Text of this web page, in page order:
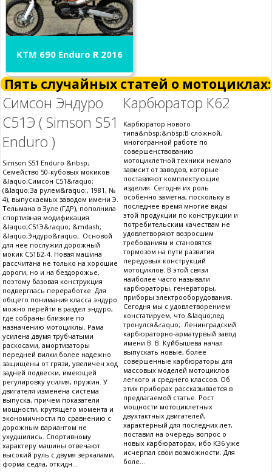
KTM 690 Enduro R 2016
Пять случайных статей о мотоциклах:
Симсон Эндуро
С51Э ( Simson S51
Enduro )
Simson S51 Enduro &nbsp;
Семейство 50-кубовых мокиков
&laquo;Симсон С51&raquo;
(&laquo;За рулем&raquo;, 1981, №
4), выпускаемых заводом имени Э.
Тельмана в Зуле (ГДР), пополнила
спортивная модификация
&laquo;С51Э&raquo; &mdash;
&laquo;Эндуро&raquo;. Основой
для нее послужил дорожный
мокик С51Б2-4. Новая машина
рассчитана не только на хорошие
дороги, но и на бездорожье,
поэтому базовая конструкция
подверглась переработке. Для
общего понимания класса эндуро
можно перейти в раздел эндуро,
где собраны близкие по
назначению мотоциклы. Рама
усилена двумя трубчатыми
раскосами, амортизаторы
передней вилки более надежно
защищены от грязи, увеличен ход
задней подвески, имеющей
регулировку усилия, пружин. У
двигателя изменена система
выпуска, причем показатели
мощности, крутящего момента и
экономичности по сравнению с
дорожным вариантом не
ухудшились. Спортивному
характеру машины отвечают
высокий руль с двумя зеркалами,
форма седла, откидн...
Карбюратор К62
Карбюратор нового
типа&nbsp;&nbsp;В сложной,
многогранной работе по
совершенствованию
мотоциклетной техники немало
зависит от заводов, которые
поставляют комплектующие
изделия. Сегодня их роль
особенно заметна, поскольку в
последнее время многие виды
этой продукции по конструкции и
потребительским качествам не
удовлетворяют возросшим
требованиям и становятся
тормозом на пути развития
передовых конструкций
мотоциклов. В этой связи
наиболее часто называли
карбюраторы, генераторы,
приборы электрооборудования.
Сегодня мы с удовлетворением
констатируем, что &laquo;лед
тронулся&raquo;. Ленинградский
карбюраторно-арматурвый завод
имени В. В. Куйбышева начал
выпускать новые, более
совершенные карбюраторы для
массовых моделей мотоциклов
легкого и среднего классов. Об
этих приборах рассказывается в
предлагаемой статье. Рост
мощности мотоциклетных
двухтактных двигателей,
характерный для последних лет,
поставил на очередь вопрос о
новых карбюраторах, ибо К36 уже
исчерпал свои возможности. Для
боле...